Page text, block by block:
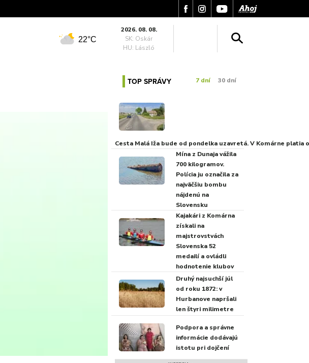
22°C
2026. 08. 08.
SK: Oskár
HU: László
TOP SPRÁVY 7 dní 30 dní
Cesta Malá Iža bude od pondelka uzavretá. V Komárne platia
Mína z Dunaja vážila
700 kilogramov.
Polícia ju označila za
najväčšiu bombu
nájdenú na
Slovensku
Kajakári z Komárna
získali na
majstrovstvách
Slovenska 52
medailí a ovládli
hodnotenie klubov
Druhý najsuchší júl
od roku 1872: v
Hurbanove napršali
len štyri milimetre
Podpora a správne
informácie dodávajú
istotu pri dojčení